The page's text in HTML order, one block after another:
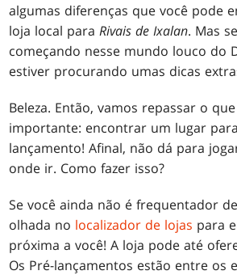
algumas diferenças que você pode
loja local paraRivais de Ixalan. Mas
começando nesse mundo louco do
estiver procurando umas dicas
Beleza. Então, vamos repassar o
importante: encontrar um lugar
lançamento! Afinal, não dá para
onde ir. Como fazer isso?
Se você ainda não é frequentador
olhada no localizador de lojas para
próxima a você! A loja pode até
Os Pré-lançamentos estão entre os